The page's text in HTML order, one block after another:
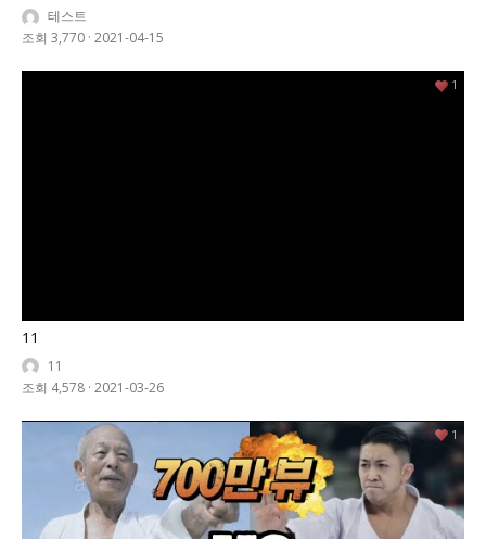
테스트
조회 3,770 · 2021-04-15
11
11
조회 4,578 · 2021-03-26
1
1